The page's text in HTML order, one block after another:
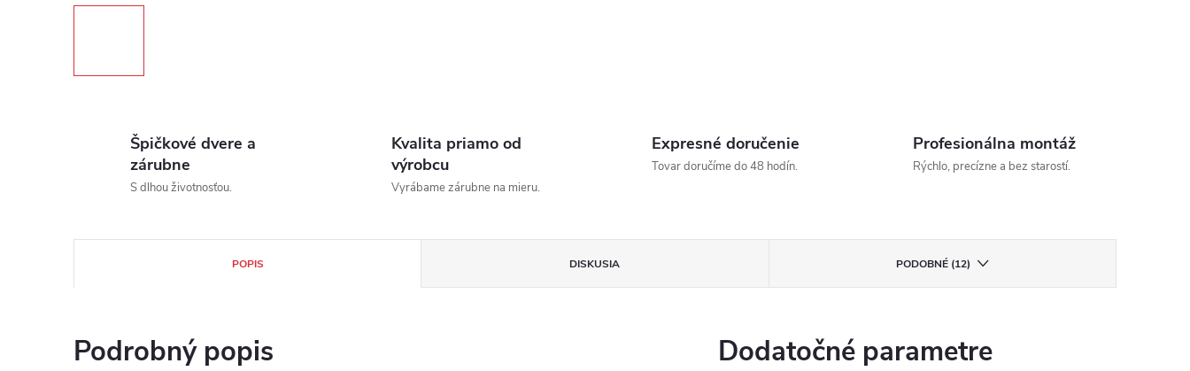
Špičkové dvere a
zárubne
S dlhou životnosťou.
Kvalita priamo od
výrobcu
Vyrábame zárubne na mieru.
Expresné doručenie
Tovar doručíme do 48 hodín.
Profesionálna montáž
Rýchlo, precízne a bez starostí.
POPIS DISKUSIA PODOBNÉ (12)
Podrobný popis Dodatočné parametre